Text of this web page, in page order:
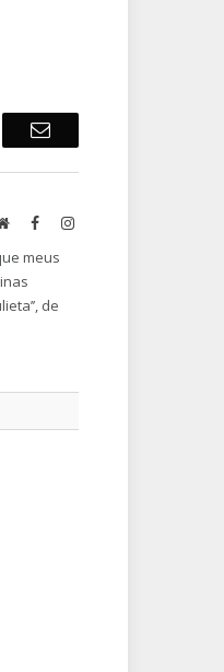
Email
WebsiteFacebookInstagram
meus
de